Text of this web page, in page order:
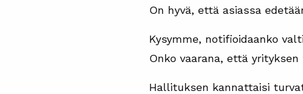
On hyvä, että asiassa
Kysymme, notifioidaanko
Onko vaarana, että
Hallituksen kannattaisi